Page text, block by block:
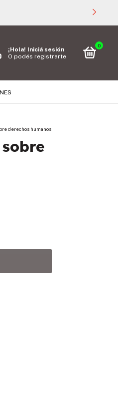
¡Hola! Iniciá sesión
O podés registrarte
0
derechos humanos